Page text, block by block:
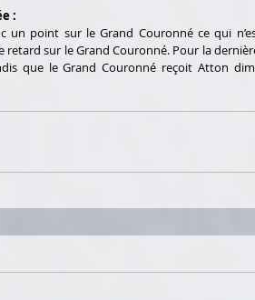
:
un point sur le Grand Couronné ce qui
sur le Grand Couronné. Pour la
que le Grand Couronné reçoit Atton